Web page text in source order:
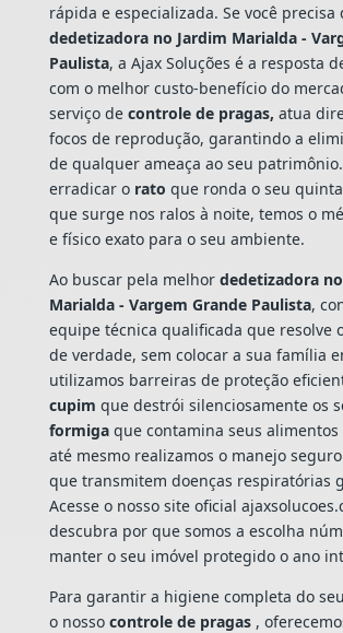
rápida e especializada. Se você precisa
dedetizadora no Jardim Marialda -
Paulista, a Ajax Soluções é a resposta
com o melhor custo-benefício do
serviço de controle de pragas, atua
focos de reprodução, garantindo a
de qualquer ameaça ao seu
erradicar o rato que ronda o seu
que surge nos ralos à noite, temos o
e físico exato para o seu ambiente.
Ao buscar pela melhor dedetizadora
Marialda - Vargem Grande Paulista,
equipe técnica qualificada que resolve
de verdade, sem colocar a sua família
utilizamos barreiras de proteção
cupim que destrói silenciosamente os
formigaque contamina seus alimentos
até mesmo realizamos o manejo
que transmitem doenças respiratórias
Acesse o nosso site oficial
descubra por que somos a escolha
manter o seu imóvel protegido o ano
Para garantir a higiene completa do
o nosso controle de pragas ,